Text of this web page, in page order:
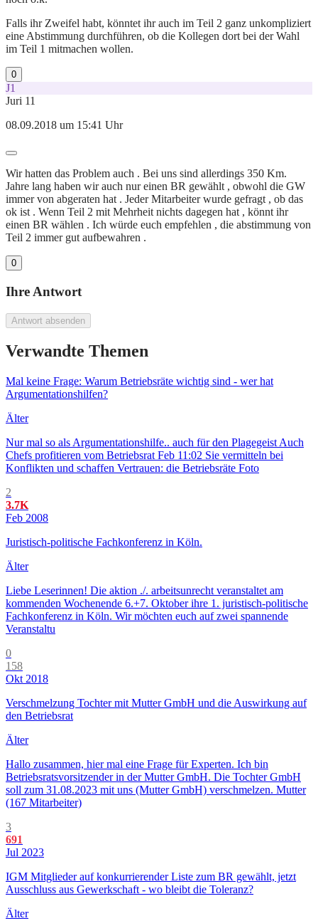
Falls ihr Zweifel habt, könntet ihr auch im Teil 2 ganz unkompliziert
eine Abstimmung durchführen, ob die Kollegen dort bei der Wahl
im Teil 1 mitmachen wollen.
0
J1
Juri 11
08.09.2018 um 15:41 Uhr
Wir hatten das Problem auch . Bei uns sind allerdings 350 Km.
Jahre lang haben wir auch nur einen BR gewählt , obwohl die GW
immer von abgeraten hat . Jeder Mitarbeiter wurde gefragt , ob das
ok ist . Wenn Teil 2 mit Mehrheit nichts dagegen hat , könnt ihr
einen BR wählen . Ich würde euch empfehlen , die abstimmung von
Teil 2 immer gut aufbewahren .
0
Ihre Antwort
Antwort absenden
Verwandte Themen
Mal keine Frage: Warum Betriebsräte wichtig sind - wer hat
Argumentationshilfen?
Älter
Nur mal so als Argumentationshilfe.. auch für den Plagegeist Auch
Chefs profitieren vom Betriebsrat Feb 11:02 Sie vermitteln bei
Konflikten und schaffen Vertrauen: die Betriebsräte Foto
2
3.7K
Feb 2008
Juristisch-politische Fachkonferenz in Köln.
Älter
Liebe Leserinnen! Die aktion ./. arbeitsunrecht veranstaltet am
kommenden Wochenende 6.+7. Oktober ihre 1. juristisch-politische
Fachkonferenz in Köln. Wir möchten euch auf zwei spannende
Veranstaltu
0
158
Okt 2018
Verschmelzung Tochter mit Mutter GmbH und die Auswirkung auf
den Betriebsrat
Älter
Hallo zusammen, hier mal eine Frage für Experten. Ich bin
Betriebsratsvorsitzender in der Mutter GmbH. Die Tochter GmbH
soll zum 31.08.2023 mit uns (Mutter GmbH) verschmelzen. Mutter
(167 Mitarbeiter)
3
691
Jul 2023
IGM Mitglieder auf konkurrierender Liste zum BR gewählt, jetzt
Ausschluss aus Gewerkschaft - wo bleibt die Toleranz?
Älter